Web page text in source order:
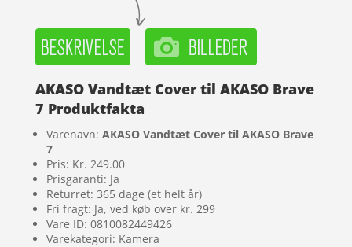
AKASO Vandtæt Cover til AKASO Brave
7 Produktfakta
Varenavn: AKASO Vandtæt Cover til AKASO Brave
7
Pris: Kr. 249.00
Prisgaranti: Ja
Returret: 365 dage (et helt år)
Fri fragt: Ja, ved køb over kr. 299
Vare ID: 0810082449426
Varekategori: Kamera